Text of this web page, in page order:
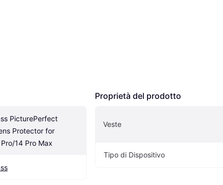
PicturePerfect
Protector for
14 Pro Max
Proprietà del prodotto
Veste
Tipo di Dispositivo